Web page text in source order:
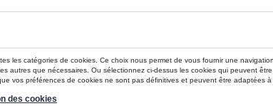
Vérifiez la
Introduction